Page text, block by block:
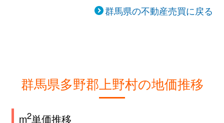
群馬県の不動産売買に戻る
群馬県多野郡上野村の地価推移
m2単価推移